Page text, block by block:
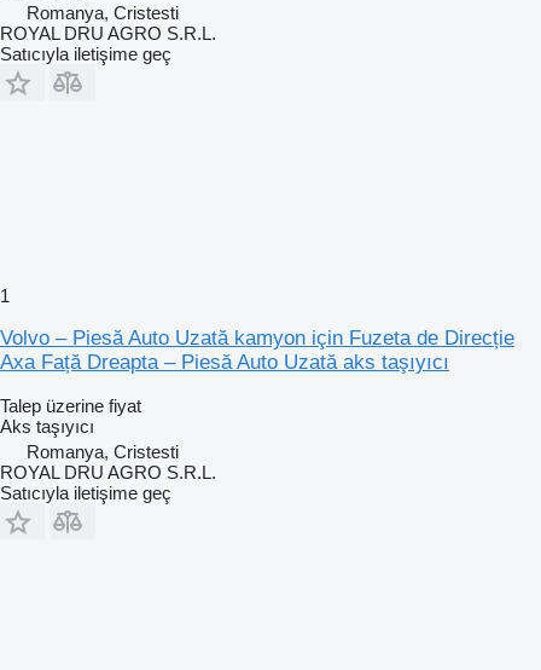
Romanya, Cristesti
ROYAL DRU AGRO S.R.L.
Satıcıyla iletişime geç
1
Volvo – Piesă Auto Uzată kamyon için Fuzeta de Direcție
Axa Față Dreapta – Piesă Auto Uzată aks taşıyıcı
Talep üzerine fiyat
Aks taşıyıcı
Romanya, Cristesti
ROYAL DRU AGRO S.R.L.
Satıcıyla iletişime geç